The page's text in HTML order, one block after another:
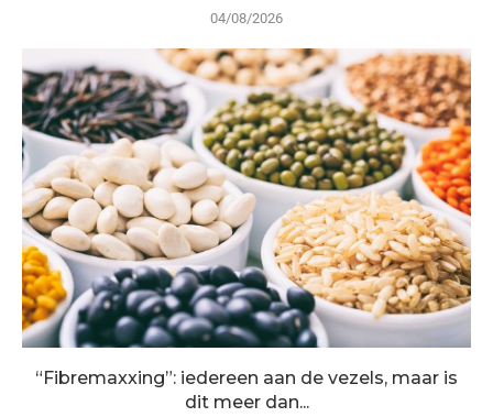
04/08/2026
“Fibremaxxing”: iedereen aan de vezels, maar is
dit meer dan...